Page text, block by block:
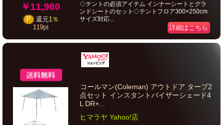
￥11,980
P 還元1％
119pt
◇テントの必須アイテム インナーシートとグラ
ンドシートのセット◇テントフロア300×250cm
サイズ対応...
詳細はこちら
コールマン(Coleman) アウトドア タープ2
点セット インスタントバイザーシェード4
L DR+...
ヒマラヤ Yahoo!店